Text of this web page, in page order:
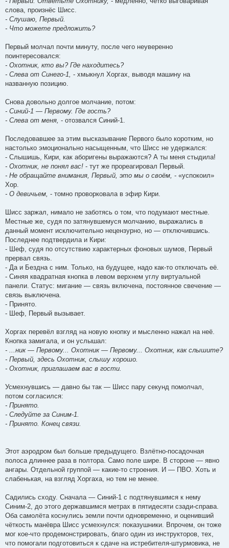
слова, произнёс Шисс.
- Слушаю, Первый.
- Что можете предложить?
Первый молчал почти минуту, после чего неуверенно
поинтересовался:
- Охотник, кто вы? Где находитесь?
- Слева от Синего-1, - хмыкнул Хоргах, выводя машину на
названную позицию.
Снова довольно долгое молчание, потом:
- Синий-1 — Первому. Где гость?
- Слева от меня, - отозвался Синий-1.
Последовавшее за этим высказывание Первого было коротким, но
настолько эмоционально насыщенным, что Шисс не удержался:
- Слышишь, Кири, как аборигены выражаются? А ты меня стыдила!
- Охотник, не понял вас! - тут же прореагировал Первый.
- Не обращайте внимания, Первый, это мы о своём, - «успокоил»
Хор.
- О девичьем, - томно проворковала в эфир Кири.
Шисс заржал, нимало не заботясь о том, что подумают местные.
Местные же, судя по затянувшемуся молчанию, выражались в
данный момент исключительно нецензурно, но — отключившись.
Последнее подтвердила и Кири:
- Шеф, судя по отсутствию характерных фоновых шумов, Первый
прервал связь.
- Да и Бездна с ним. Только, на будущее, надо как-то отключать её.
- Синяя квадратная кнопка в левом верхнем углу виртуальной
панели. Статус: мигание — связь включена, постоянное свечение —
связь выключена.
- Принято.
- Шеф, Первый вызывает.
Хоргах перевёл взгляд на новую кнопку и мысленно нажал на неё.
Кнопка замигала, и он услышал:
- ...ник — Первому... Охотник — Первому... Охотник, как слышите?
- Первый, здесь Охотник, слышу хорошо.
- Охотник, приглашаем вас в гости.
Усмехнувшись — давно бы так — Шисс пару секунд помолчал,
потом согласился:
- Принято.
- Следуйте за Синим-1.
- Принято. Конец связи.
Этот аэродром был больше предыдущего. Взлётно-посадочная
полоса длиннее раза в полтора. Само поле шире. В стороне — явно
ангары. Отдельной группой — какие-то строения. И — ПВО. Хоть и
слабенькая, на взгляд Хоргаха, но тем не менее.
Садились сходу. Сначала — Синий-1 с подтянувшимся к нему
Синим-2, до этого державшимся метрах в пятидесяти сзади-справа.
Оба самолёта коснулись земли почти одновременно, и оценивший
чёткость манёвра Шисс усмехнулся: показушники. Впрочем, он тоже
мог кое-что продемонстрировать, благо один из инструкторов, тех,
что помогали подготовиться к сдаче на истребителя-штурмовика, не